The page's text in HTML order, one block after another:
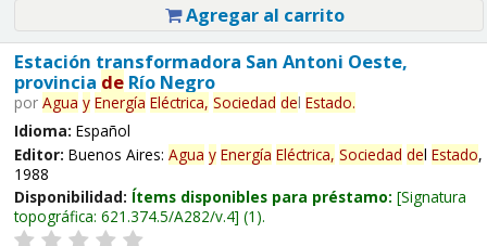
Agregar al carrito
Estación transformadora San Antoni Oeste,
provincia deRío Negro
por Agua y Energía Eléctrica, Sociedad del Estado.
Idioma: Español
Editor: Buenos Aires: Agua y Energía Eléctrica, Sociedad del Estado,
1988
Disponibilidad: Ítems disponibles para préstamo: Signatura
topográfica: 621.374.5/A282/v.4 (1).